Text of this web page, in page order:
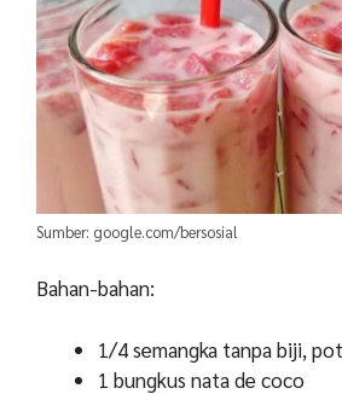
Sumber: google.com/bersosial
Bahan-bahan:
1/4 semangka tanpa biji,
1 bungkus nata de coco